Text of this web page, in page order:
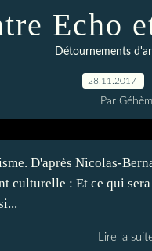
Echo
Détournements
28.11.2017
Par Géhèm
D'après Nicolas-
culturelle : Et ce qui
Lire la